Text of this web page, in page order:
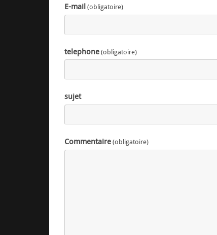
E-mail(obligatoire)
telephone(obligatoire)
sujet
Commentaire(obligatoire)